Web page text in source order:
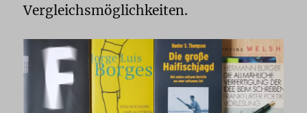
Vergleichsmöglichkeiten.